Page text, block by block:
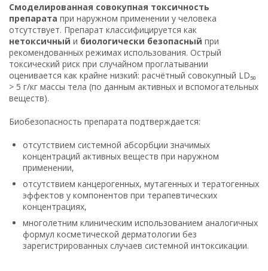
Смоделированная совокупная токсичность
препарата при наружном применении у человека
отсутствует. Препарат классифицируется как
нетоксичный и биологически безопасный при
рекомендованных режимах использования. Острый
токсический риск при случайном проглатывании
оценивается как крайне низкий: расчётный совокупный LD₅₀
> 5 г/кг массы тела (по данным активных и вспомогательных
веществ).
Биобезопасность препарата подтверждается:
отсутствием системной абсорбции значимых
концентраций активных веществ при наружном
применении,
отсутствием канцерогенных, мутагенных и тератогенных
эффектов у компонентов при терапевтических
концентрациях,
многолетним клиническим использованием аналогичных
формул косметической дерматологии без
зарегистрированных случаев системной интоксикации.